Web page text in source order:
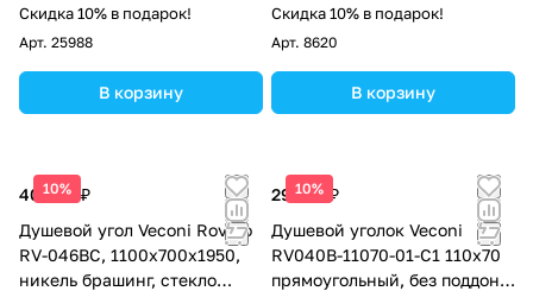
Скидка 10% в подарок!
Арт. 25988
В корзину
стекло, хром
Скидка 10% в подарок!
Арт. 8620
В корзину
10%
40 834 ₽
Душевой угол Veconi Rovigo
RV-046BС, 1100х700х1950,
никель брашинг, стекло
10%
29 128 ₽
Душевой уголок Veconi
RV040B-11070-01-C1 110х70
прямоугольный, без поддона,